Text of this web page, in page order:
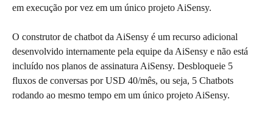
em execução por vez em um único projeto AiSensy.
O construtor de chatbot da AiSensy é um recurso adicional
desenvolvido internamente pela equipe da AiSensy e não está
incluído nos planos de assinatura AiSensy. Desbloqueie 5
fluxos de conversas por USD 40/mês, ou seja, 5 Chatbots
rodando ao mesmo tempo em um único projeto AiSensy.